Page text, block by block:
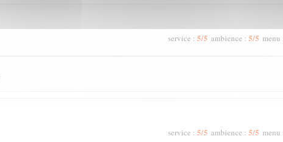
service : 5/5 ambience : 5/5 menu
service : 5/5 ambience : 5/5 menu